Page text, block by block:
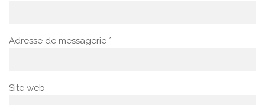
Adresse de messagerie *
Site web